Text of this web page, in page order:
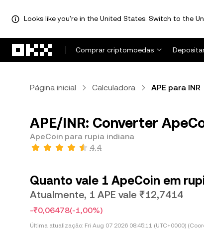
Looks like you're in the United States. Switch to the
Comprar criptomoedas
Página inicial Calculadora APE para INR
APE/INR: Converter
ApeCoin para rupia indiana
4,4
Quanto vale 1 ApeCoin em
Atualmente, 1 APE vale ₹12,7414
-₹0,06478(-1,00%)
Última atualização: Fri Aug 07 2026 08:45:11 (UTC+0000)